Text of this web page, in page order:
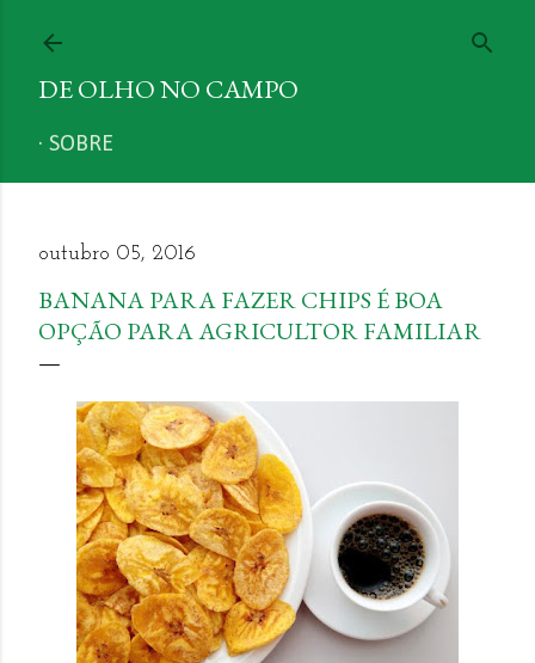
DE OLHO NO CAMPO
SOBRE
outubro 05, 2016
BANANA PARA FAZER CHIPS É BOA
OPÇÃO PARA AGRICULTOR FAMILIAR